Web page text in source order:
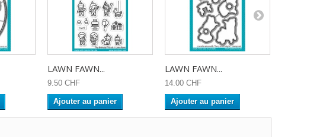
LAWN FAWN...
9.50 CHF
Ajouter au panier
LAWN FAWN...
14.00 CHF
Ajouter au panier